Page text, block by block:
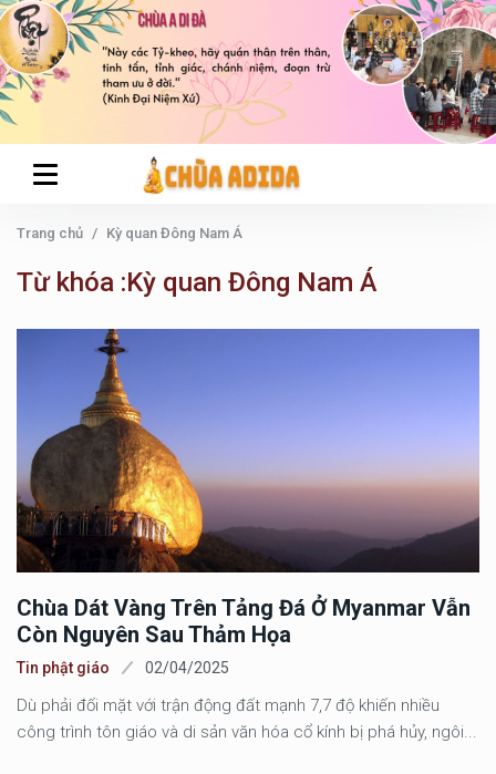
Trang chủ Kỳ quan Đông Nam Á
Từ khóa :Kỳ quan Đông Nam Á
Chùa Dát Vàng Trên Tảng Đá Ở Myanmar Vẫn
Còn Nguyên Sau Thảm Họa
Tin phật giáo 02/04/2025
Dù phải đối mặt với trận động đất mạnh 7,7 độ khiến nhiều
công trình tôn giáo và di sản văn hóa cổ kính bị phá hủy, ngôi...